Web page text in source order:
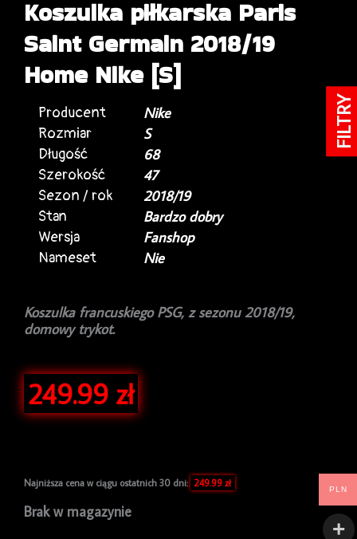
Koszulka piłkarska Paris
Saint Germain 2018/19
Home Nike [S]
Producent
Nike
Rozmiar
S
Długość
68
Szerokość
47
Sezon / rok
2018/19
Stan
Bardzo dobry
Wersja
Fanshop
Nameset
Nie
Koszulka francuskiego PSG, z sezonu 2018/19,
domowy trykot.
249.99 zł
Najniższa cena w ciągu ostatnich 30 dni: 249.99 zł
Brak w magazynie
PLN
FILTRY